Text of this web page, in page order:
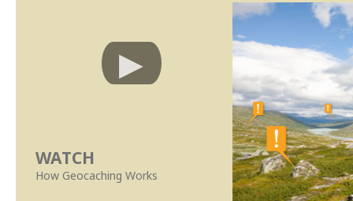
WATCH
How Geocaching Works